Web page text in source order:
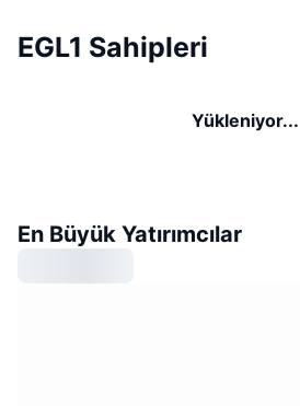
EGL1 Sahipleri
Yükleniyor...
En Büyük Yatırımcılar